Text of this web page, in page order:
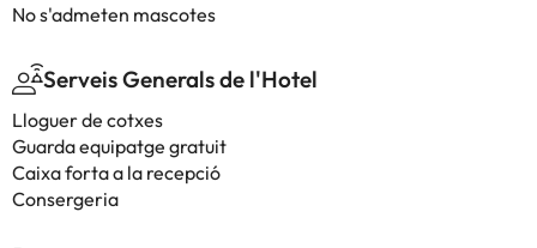
No s'admeten mascotes
Serveis Generals de l'Hotel
Lloguer de cotxes
Guarda equipatge gratuit
Caixa forta a la recepció
Consergeria